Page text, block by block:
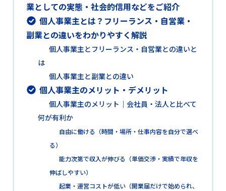
業としての実態・社会的信用などをご紹介
個人事業主とは？フリーランス・自営業・
副業との違いをわかりやすく解説
個人事業主とフリーランス・自営業との違いと
は
個人事業主と副業との違い
個人事業主のメリット・デメリット
個人事業主のメリット｜会社員・法人と比べて
何が有利か
自由に働ける（時間・場所・仕事内容を自分で選べ
る）
能力次第で収入が伸びる（単価交渉・実績で年収を
伸ばしやすい）
起業・運営コストが低い（開業届だけで始められ、